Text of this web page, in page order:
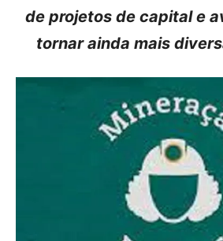
de projetos de capital e
tornar ainda mais